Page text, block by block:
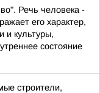
Речь человека -
его характер,
и культуры,
состояние
строители,